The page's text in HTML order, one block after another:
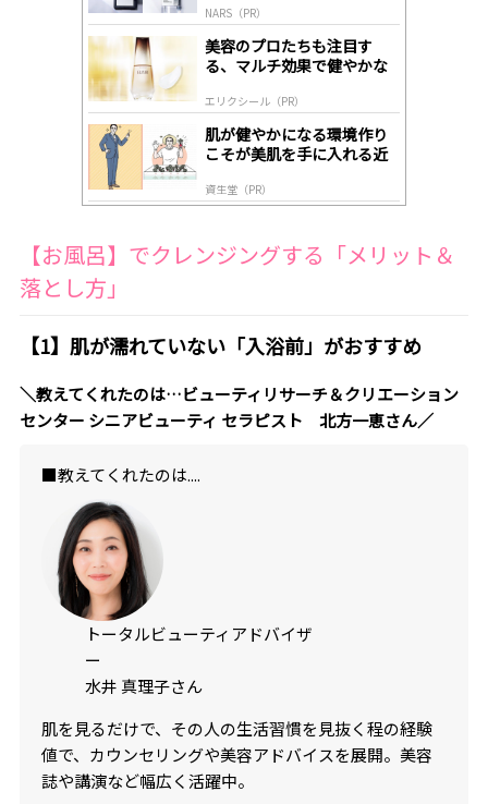
NARS（PR）
美容のプロたちも注目す
る、マルチ効果で健やかな
エリクシール（PR）
肌が健やかになる環境作り
こそが美肌を手に入れる近
資生堂（PR）
【お風呂】でクレンジングする「メリット＆
落とし方」
【1】肌が濡れていない「入浴前」がおすすめ
＼教えてくれたのは…ビューティリサーチ＆クリエーション
センター シニアビューティ セラピスト 北方一恵さん／
■教えてくれたのは....
トータルビューティアドバイザ
ー
水井 真理子さん
肌を見るだけで、その人の生活習慣を見抜く程の経験
値で、カウンセリングや美容アドバイスを展開。美容
誌や講演など幅広く活躍中。